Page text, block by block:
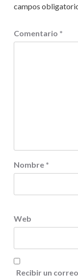
campos
Comentario *
Nombre *
Web
Recibir un